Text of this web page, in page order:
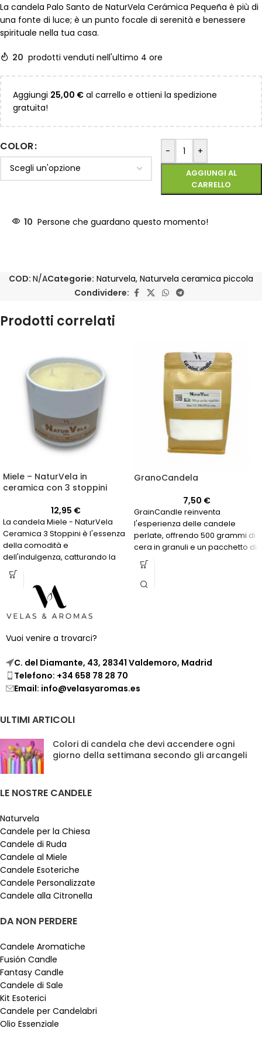
La candela Palo Santo de NaturVela Cerámica Pequeña è più di
una fonte di luce; è un punto focale di serenità e benessere
spirituale nella tua casa.
20 prodotti venduti nell'ultimo 4 ore
Aggiungi 25,00 € al carrello e ottieni la spedizione
gratuita!
COLOR - +
AGGIUNGI AL
CARRELLO
10 Persone che guardano questo momento!
COD: N/ACategorie: Naturvela, Naturvela ceramica piccola
Condividere:
Prodotti correlati
Miele – NaturVela in
ceramica con 3 stoppini
12,95 €
La candela Miele - NaturVela
Ceramica 3 Stoppini è l'essenza
della comodità e
dell'indulgenza, catturando la
dolcezza e il calore in una
fragranza che durerà per ore.
GranoCandela
7,50 €
GrainCandle reinventa
l'esperienza delle candele
perlate, offrendo 500 grammi di
cera in granuli e un pacchetto di
14 stoppini di varie dimensioni
per creare la tua candela
perlata nel contenitore che
al tuo stile e preferenze.
Vuoi venire a trovarci?
C. del Diamante, 43, 28341 Valdemoro, Madrid
Telefono: +34 658 78 28 70
Email: info@velasyaromas.es
ULTIMI ARTICOLI
Colori di candela che devi accendere ogni
giorno della settimana secondo gli arcangeli
LE NOSTRE CANDELE
Naturvela
Candele per la Chiesa
Candele di Ruda
Candele al Miele
Candele Esoteriche
Candele Personalizzate
Candele alla Citronella
DA NON PERDERE
Candele Aromatiche
Fusión Candle
Fantasy Candle
Candele di Sale
Kit Esoterici
Candele per Candelabri
Olio Essenziale